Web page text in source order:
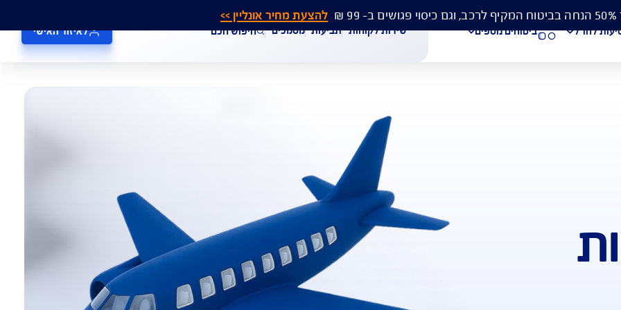
להצעת מחיר אונליין >>
שירות לקוחות תביעות מסמכים חיפוש חכם לאיזור האישי ביטוחים נוספים
ביטוח נסיעות לחו"ל
רכישת חבילת קילומטרים רכישת ביטוח יומי